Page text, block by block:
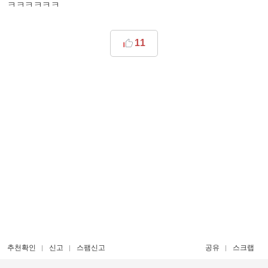
ㅋㅋㅋㅋㅋㅋ
11
추천확인 신고 스팸신고 공유 스크랩